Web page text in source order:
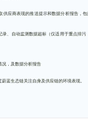
供应商表现的推送提示和数据分析报告，包
录、自动监测数据超标（仅适用于重点排污
况，及数据分析报告
蔚蓝生态链关注自身及供应链的环境表现。